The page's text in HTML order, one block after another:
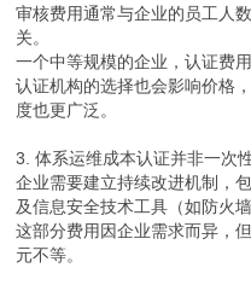
审核费用通常与企业的员工人
关。
一个中等规模的企业，认证费
认证机构的选择也会影响价格
度也更广泛。
3. 体系运维成本认证并非一次性
企业需要建立持续改进机制，
及信息安全技术工具（如防火
这部分费用因企业需求而异，
元不等。